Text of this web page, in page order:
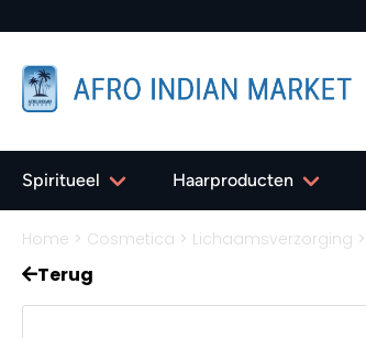
Spiritueel Haarproducten
Home > Cosmetica > Lichaamsverzorging >
Terug